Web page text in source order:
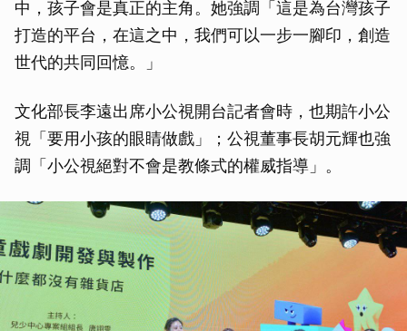
中，孩子會是真正的主角。她強調「這是為台灣孩子
打造的平台，在這之中，我們可以一步一腳印，創造
世代的共同回憶。」
文化部長李遠出席小公視開台記者會時，也期許小公
視「要用小孩的眼睛做戲」；公視董事長胡元輝也強
調「小公視絕對不會是教條式的權威指導」。